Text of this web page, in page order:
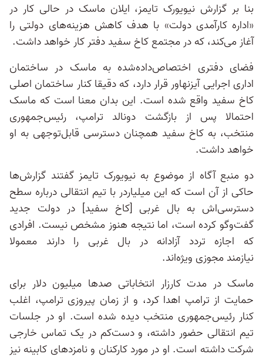
بنا بر گزارش نیویورک تایمز، ایلان ماسک در حالی کار در
«اداره کارآمدی دولت» با هدف کاهش هزینه‌های دولتی را
آغاز می‌کند، که در مجتمع کاخ سفید دفتر کار خواهد داشت.
فضای دفتری اختصاص‌داده‌شده به ماسک در ساختمان
اداری اجرایی آیزنهاور قرار دارد، که دقیقا کنار ساختمان اصلی
کاخ سفید واقع شده است. این بدان معنا است که ماسک
احتمالا پس از بازگشت دونالد ترامپ، رئیس‌‌جمهوری
منتخب، به کاخ سفید همچنان دسترسی قابل‌توجهی به او
خواهد داشت.
دو منبع آگاه از موضوع به نیویورک تایمز گفتند گزارش‌ها
حاکی از آن است که این میلیاردر با تیم انتقالی درباره سطح
دسترسی‌اش به بال غربی [کاخ سفید] در دولت جدید
گفت‌و‌گو کرده است، اما نتیجه هنوز مشخص نیست. افرادی
که اجازه تردد آزادانه در بال غربی را دارند معمولا
نیازمند مجوزی ویژه‌اند.
ماسک در مدت کارزار انتخاباتی صدها میلیون دلار برای
حمایت از ترامپ اهدا کرد، و از زمان پیروزی ترامپ، اغلب
کنار رئیس‌جمهوری منتخب دیده شده است. او در جلسات
تیم انتقالی حضور داشته، و دست‌کم در یک تماس خارجی
شرکت داشته است. او در مورد کارکنان و نامزدهای کابینه نیز